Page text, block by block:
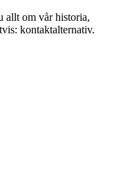
allt om vår historia,
kontaktalternativ.